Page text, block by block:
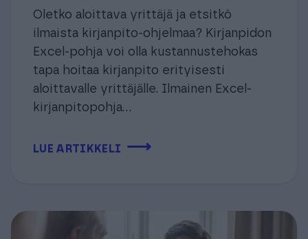
Oletko aloittava yrittäjä ja etsitkö
ilmaista kirjanpito-ohjelmaa? Kirjanpidon
Excel-pohja voi olla kustannustehokas
tapa hoitaa kirjanpito erityisesti
aloittavalle yrittäjälle. Ilmainen Excel-
kirjanpitopohja...
LUE ARTIKKELI ⟶